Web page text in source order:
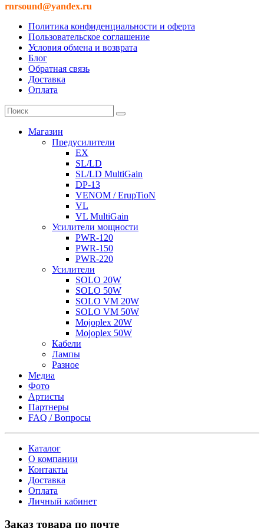
rnrsound@yandex.ru
Политика конфиденциальности и оферта
Пользовательское соглашение
Условия обмена и возврата
Блог
Обратная связь
Доставка
Оплата
Магазин
Предусилители
EX
SL/LD
SL/LD MultiGain
DP-13
VENOM / ErupTioN
VL
VL MultiGain
Усилители мощности
PWR-120
PWR-150
PWR-220
Усилители
SOLO 20W
SOLO 50W
SOLO VM 20W
SOLO VM 50W
Mojoplex 20W
Mojoplex 50W
Кабели
Лампы
Разное
Медиа
Фото
Артисты
Партнеры
FAQ / Вопросы
Каталог
О компании
Контакты
Доставка
Оплата
Личный кабинет
Заказ товара по почте